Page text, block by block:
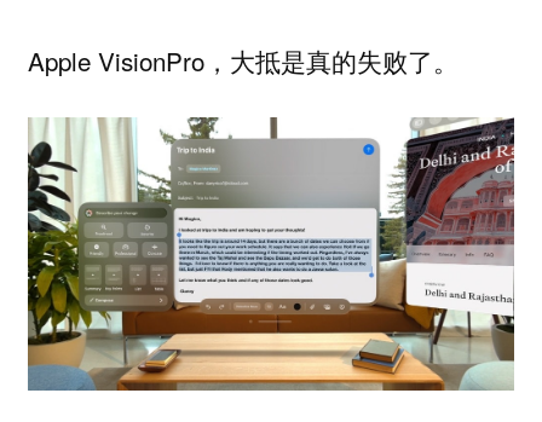
Apple VisionPro，大抵是真的失败了。